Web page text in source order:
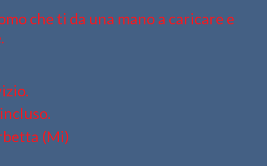
che ti da una mano a caricare e
(Mi)